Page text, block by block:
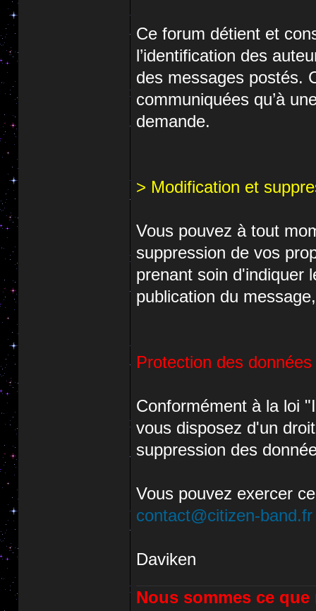
Ce forum détient et
l’identification des
des messages postés.
communiquées qu’à
demande.
> Modification et
Vous pouvez à tout
suppression de vos
prenant soin d'indiquer
publication du
Protection des
Conformément à la loi
vous disposez d'un
suppression des
Vous pouvez exercer
contact@citizen-band.fr
Daviken
Nous sommes ce